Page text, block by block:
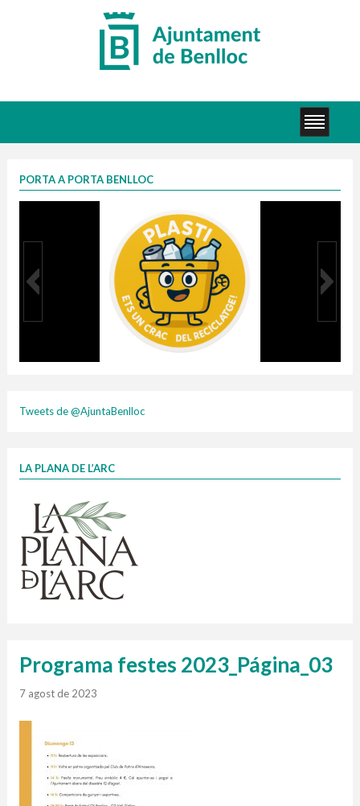
PORTA A PORTA BENLLOC
1 contenidors intel·ligents
Finançat per la Unió Europea – NextGenerationEU
Tweets de @AjuntaBenlloc
LA PLANA DE L’ARC
Programa festes 2023_Página_03
7 agost de 2023